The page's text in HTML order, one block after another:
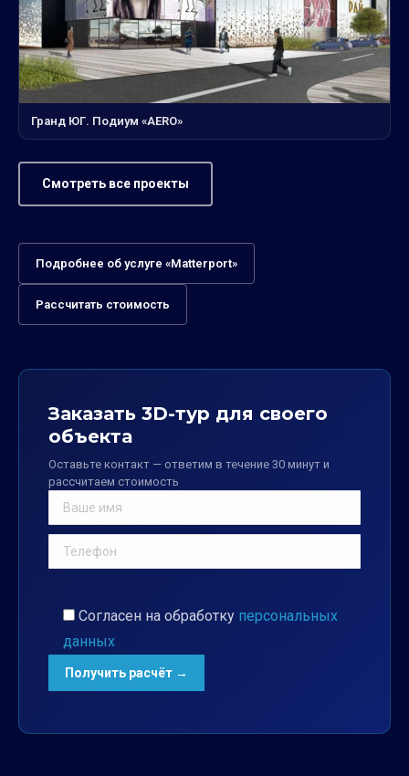
Гранд ЮГ. Подиум «AERO»
Смотреть все проекты
Подробнее об услуге «Matterport»
Рассчитать стоимость
Заказать 3D-тур для своего
объекта
Оставьте контакт — ответим в течение 30 минут и
рассчитаем стоимость
Согласен на обработку персональных
данных